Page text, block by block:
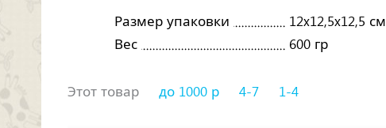
Размер упаковки
12x12,5x12,5 см
Вес
600 гр
Этот товар до 1000 р 4-7 1-4